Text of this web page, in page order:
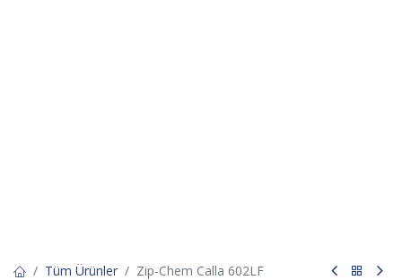
Tüm Ürünler Zip-Chem Calla 602LF